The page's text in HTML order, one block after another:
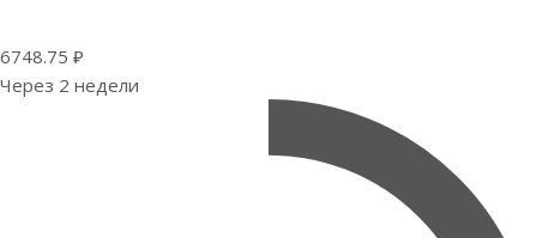
6748.75 ₽
Через 2 недели